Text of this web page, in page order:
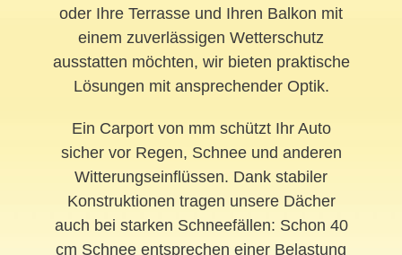
oder Ihre Terrasse und Ihren Balkon mit
einem zuverlässigen Wetterschutz
ausstatten möchten, wir bieten praktische
Lösungen mit ansprechender Optik.
Ein Carport von mm schützt Ihr Auto
sicher vor Regen, Schnee und anderen
Witterungseinflüssen. Dank stabiler
Konstruktionen tragen unsere Dächer
auch bei starken Schneefällen: Schon 40
cm Schnee entsprechen einer Belastung